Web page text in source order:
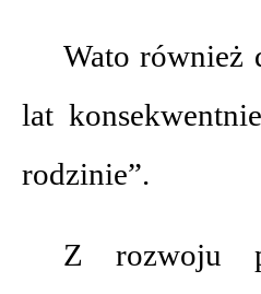
Wato również
lat
rodzinie”.
Z rozwoju